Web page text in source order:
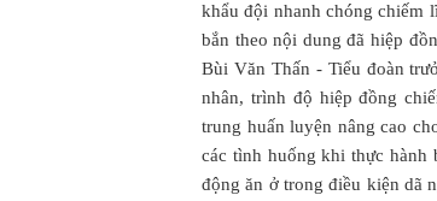
khẩu đội nhanh chóng chiếm
bắn theo nội dung đã hiệp
Bùi Văn Thấn - Tiểu đoàn
nhân, trình độ hiệp đồng
trung huấn luyện nâng cao
các tình huống khi thực hành
động ăn ở trong điều kiện dã